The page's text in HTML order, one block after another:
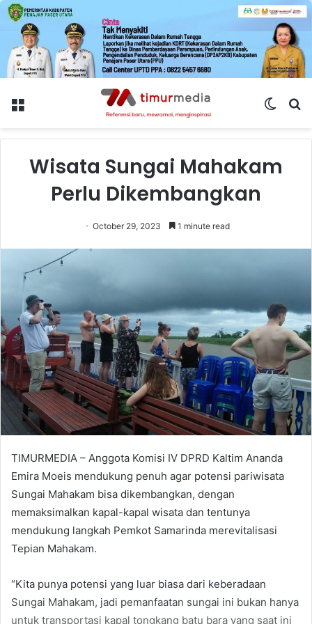
Menu
Switch
Wisata Sungai Mahakam
Perlu Dikembangkan
October 29, 2023 1 minute read
TIMURMEDIA – Anggota Komisi IV DPRD Kaltim Ananda
Emira Moeis mendukung penuh agar potensi pariwisata
Sungai Mahakam bisa dikembangkan, dengan
memaksimalkan kapal-kapal wisata dan tentunya
mendukung langkah Pemkot Samarinda merevitalisasi
Tepian Mahakam.
“Kita punya potensi yang luar biasa dari keberadaan
Sungai Mahakam, jadi pemanfaatan sungai ini bukan hanya
untuk transportasi kapal tongkang batu bara yang saat ini